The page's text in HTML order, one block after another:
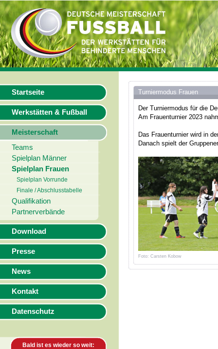
Startseite
Werkstätten & Fußball
Meisterschaft
Teams
Spielplan Männer
Spielplan Frauen
Spielplan Vorrunde
Finale / Abschlusstabelle
Qualifikation
Partnerverbände
Download
Presse
News
Kontakt
Datenschutz
Bald ist es wieder so weit:
Turniermodus Frauen
Der Turniermodus für die
Am Frauenturnier 2023
Das Frauenturnier wird in
Danach spielt der
Foto: Carsten Kobow